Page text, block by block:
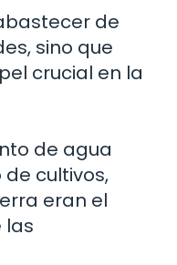
de
sino que
crucial en la
de agua
cultivos,
eran el
las